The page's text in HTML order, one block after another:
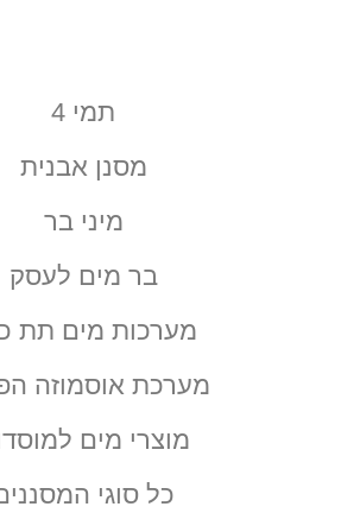
תמי 4
מסנן אבנית
מיני בר
בר מים לעסק
מערכות מים תת
מערכת אוסמוזה
מוצרי מים
כל סוגי